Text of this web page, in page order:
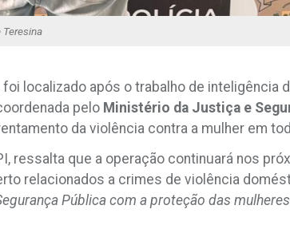
Teresina
localizado após o trabalho de inteligência
pelo Ministério da Justiça e
da violência contra a mulher em
ressalta que a operação continuará nos
relacionados a crimes de violência
Pública com a proteção das